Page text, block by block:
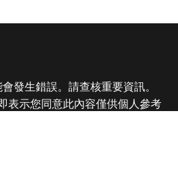
發生錯誤。請查核重要資訊。
表示您同意此內容僅供個人參考